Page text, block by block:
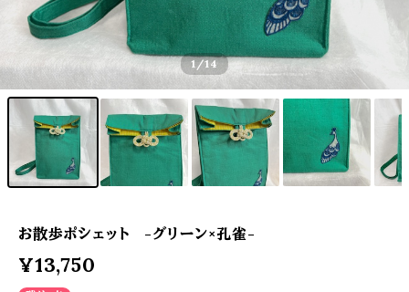
1/14
お散歩ポシェット -グリーン×孔雀-
¥13,750